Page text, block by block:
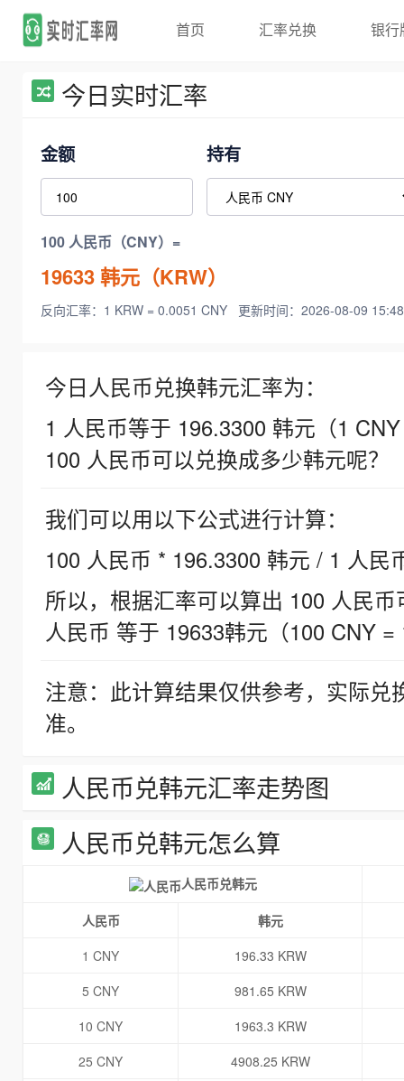
首页 汇率兑换 银行
今日实时汇率
金额 持有
100 人民币（CNY）=
19633韩元（KRW）
反向汇率：1 KRW = 0.0051 CNY 更新时间：2026-08-09
今日人民币兑换韩元汇率为：
1 人民币等于 196.3300 韩元（1
100 人民币可以兑换成多少韩元呢？
我们可以用以下公式进行计算：
100 人民币 * 196.3300 韩元 / 1 人民
所以，根据汇率可以算出 100 人民
人民币 等于 19633韩元（100 CNY =
注意：此计算结果仅供参考，实际
准。
人民币兑韩元汇率走势图
人民币兑韩元怎么算
人民币兑韩元
人民币
韩元
1 CNY
196.33 KRW
5 CNY
981.65 KRW
10 CNY
1963.3 KRW
25 CNY
4908.25 KRW